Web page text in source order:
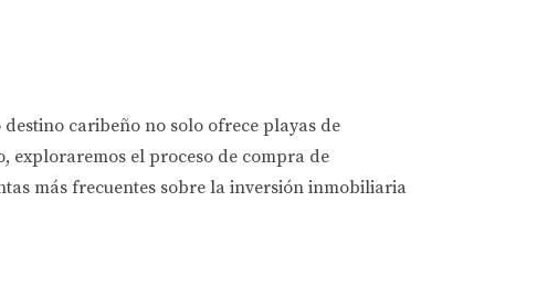
caribeño no solo ofrece playas de
exploraremos el proceso de compra de
más frecuentes sobre la inversión inmobiliaria